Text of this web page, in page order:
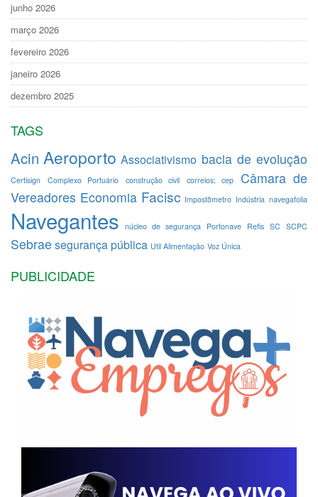
junho 2026
março 2026
fevereiro 2026
janeiro 2026
dezembro 2025
TAGS
Acin Aeroporto Associativismo bacia de evolução
Certisign Complexo Portuário construção civil correios; cep
Câmara de
Vereadores Economia Facisc Impostômetro Indústria navegafolia
Navegantes núcleo de segurança Portonave Refis SC SCPC
Sebrae segurança pública Util Alimentação Voz Única
PUBLICIDADE